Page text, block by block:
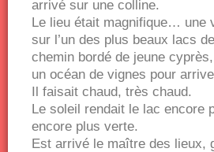
arrivé sur une colline.
Le lieu était magnifique… une
sur l’un des plus beaux lacs
chemin bordé de jeune
un océan de vignes pour
Il faisait chaud, très chaud.
Le soleil rendait le lac encore
encore plus verte.
Est arrivé le maître des lieux,